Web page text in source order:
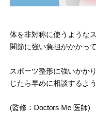
体を非対称に使うような
関節に強い負担がかかっ
スポーツ整形に強いかか
じたら早めに相談するよ
(監修：Doctors Me 医師)